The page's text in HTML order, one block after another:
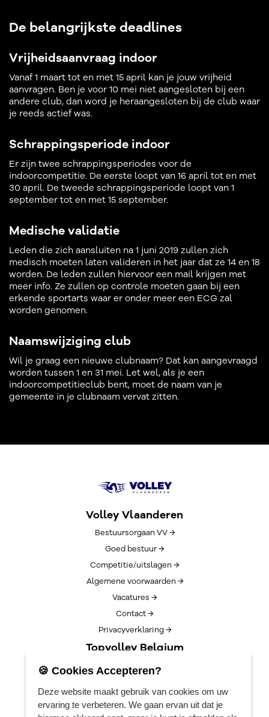
De belangrijkste deadlines
Vrijheidsaanvraag indoor
Vanaf 1 maart tot en met 15 april kan je jouw vrijheid
aanvragen. Ben je voor 10 mei niet aangesloten bij een
andere club, dan word je heraangesloten bij de club waar
je reeds actief was.
Schrappingsperiode indoor
Er zijn twee schrappingsperiodes voor de
indoorcompetitie. De eerste loopt van 16 april tot en met
30 april. De tweede schrappingsperiode loopt van 1
september tot en met 15 september.
Medische validatie
Leden die zich aansluiten na 1 juni 2019 zullen zich
medisch moeten laten valideren in het jaar dat ze 14 en 18
worden. De leden zullen hiervoor een mail krijgen met
meer info. Ze zullen op controle moeten gaan bij een
erkende sportarts waar er onder meer een ECG zal
worden genomen.
Naamswijziging club
Wil je graag een nieuwe clubnaam? Dat kan aangevraagd
worden tussen 1 en 31 mei. Let wel, als je een
indoorcompetitieclub bent, moet de naam van je
gemeente in je clubnaam vervat zitten.
Volley Vlaanderen
Bestuursorgaan VV →
Goed bestuur →
Competitie/uitslagen →
Algemene voorwaarden →
Vacatures →
Contact →
Privacyverklaring →
Topvolley Belgium
Over TopVolleyBelgium →
Lotto Cup Finals →
🍪 Cookies Accepteren?
Deze website maakt gebruik van cookies om uw
ervaring te verbeteren. We gaan ervan uit dat je